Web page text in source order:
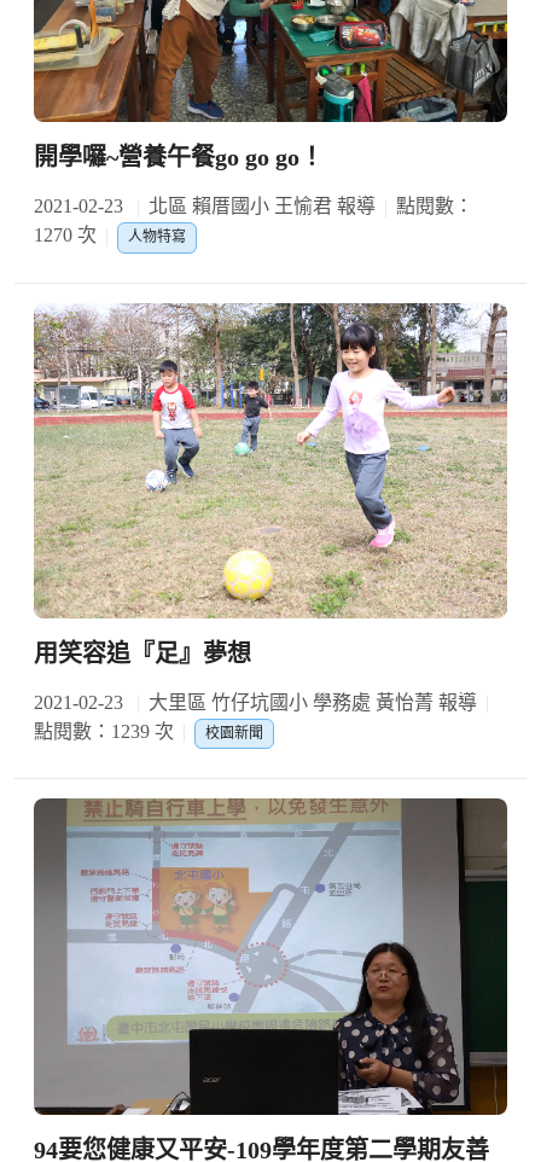
開學囉~營養午餐go go go！
2021-02-23 北區 賴厝國小 王愉君 報導
點閱數：
1270 次
人物特寫
用笑容追『足』夢想
2021-02-23
大里區 竹仔坑國小 學務處 黃怡菁 報導
點閱數：1239 次
校園新聞
94要您健康又平安-109學年度第二學期友善